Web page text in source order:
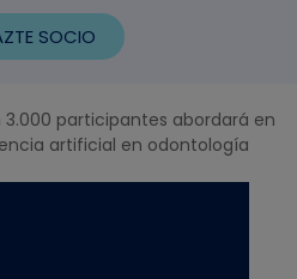
SOCIO
3.000 participantes abordará en
artificial en odontología